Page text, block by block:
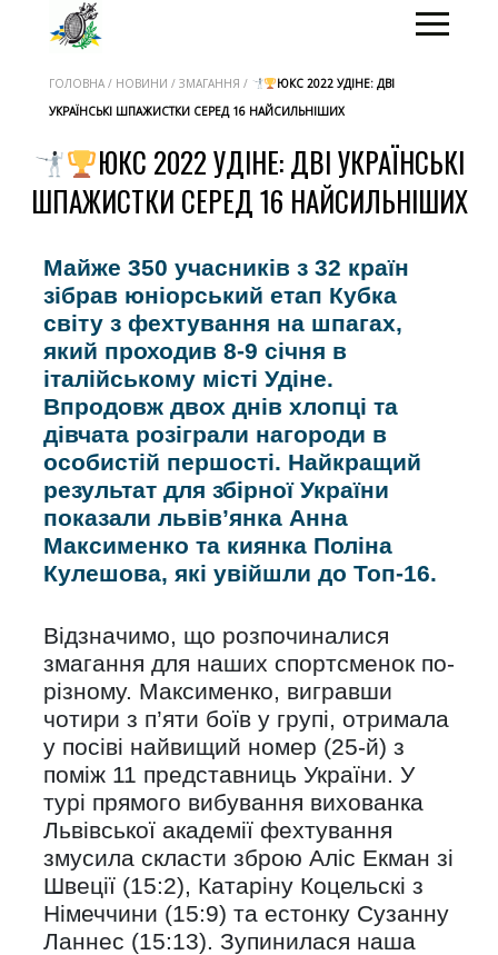
ГОЛОВНА / НОВИНИ / ЗМАГАННЯ /
ЮКС 2022 УДІНЕ: ДВІ
УКРАЇНСЬКІ ШПАЖИСТКИ СЕРЕД 16 НАЙСИЛЬНІШИХ
ЮКС 2022 УДІНЕ: ДВІ УКРАЇНСЬКІ
ШПАЖИСТКИ СЕРЕД 16 НАЙСИЛЬНІШИХ
Майже 350 учасників з 32 країн
зібрав юніорський етап Кубка
світу з фехтування на шпагах,
який проходив 8-9 січня в
італійському місті Удіне.
Впродовж двох днів хлопці та
дівчата розіграли нагороди в
особистій першості. Найкращий
результат для збірної України
показали львів’янка Анна
Максименко та киянка Поліна
Кулешова, які увійшли до Топ-16.
Відзначимо, що розпочиналися
змагання для наших спортсменок по-
різному. Максименко, вигравши
чотири з п’яти боїв у групі, отримала
у посіві найвищий номер (25-й) з
поміж 11 представниць України. У
турі прямого вибування вихованка
Львівської академії фехтування
змусила скласти зброю Аліс Екман зі
Швеції (15:2), Катаріну Коцельскі з
Німеччини (15:9) та естонку Сузанну
Ланнес (15:13). Зупинилася наша